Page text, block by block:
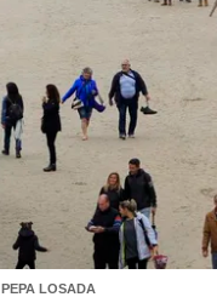
PEPA LOSADA